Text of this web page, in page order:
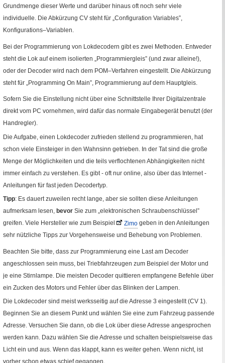
Grundmenge dieser Werte und darüber hinaus oft noch sehr viele
individuelle. Die Abkürzung CV steht für „Configuration Variables”,
Konfigurations–Variablen.
Bei der Programmierung von Lokdecodern gibt es zwei Methoden. Entweder
steht die Lok auf einem isolierten „Programmiergleis” (und zwar alleine!),
oder der Decoder wird nach dem POM–Verfahren eingestellt. Die Abkürzung
steht für „Programming On Main”, Programmierung auf dem Hauptgleis.
Sofern Sie die Einstellung nicht über eine Schnittstelle Ihrer Digitalzentrale
direkt vom PC vornehmen, wird dafür das normale Eingabegerät benutzt (der
Handregler).
Die Aufgabe, einen Lokdecoder zufrieden stellend zu programmieren, hat
schon viele Einsteiger in den Wahnsinn getrieben. In der Tat sind die große
Menge der Möglichkeiten und die teils verflochtenen Abhängigkeiten nicht
immer einfach zu verstehen. Es gibt - oft nur online, also über das Internet -
Anleitungen für fast jeden Decodertyp.
Tipp: Es dauert zuweilen recht lange, aber sie sollten diese Anleitungen
aufmerksam lesen, bevor Sie zum „elektronischen Schraubenschlüssel”
greifen. Viele Hersteller wie zum Beispiel
Fremde Seite
Zimo geben in den Anleitungen
sehr nützliche Tipps zur Vorgehensweise und Behebung von Problemen.
Beachten Sie bitte, dass zur Programmierung eine Last am Decoder
angeschlossen sein muss, bei Triebfahrzeugen zum Beispiel der Motor und
je eine Stirnlampe. Die meisten Decoder quittieren empfangene Befehle über
ein Zucken des Motors und Fehler über das Blinken der Lampen.
Die Lokdecoder sind meist werksseitig auf die Adresse 3 eingestellt (CV 1).
Beginnen Sie an diesem Punkt und wählen Sie eine zum Fahrzeug passende
Adresse. Versuchen Sie dann, ob die Lok über diese Adresse angesprochen
werden kann. Dazu wählen Sie die Adresse und schalten beispielsweise das
Licht ein und aus. Wenn das klappt, kann es weiter gehen. Wenn nicht, ist